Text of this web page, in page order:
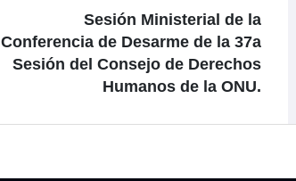
Sesión Ministerial de la
Conferencia de Desarme de la 37a
Sesión del Consejo de Derechos
Humanos de la ONU.